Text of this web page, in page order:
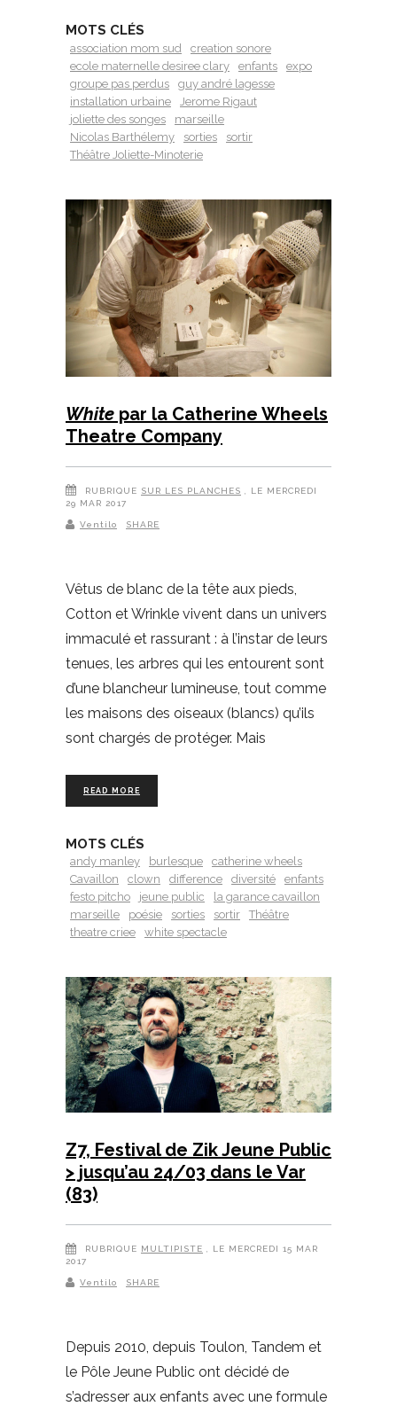
MOTS CLÉS
association mom sud
creation sonore
ecole maternelle desiree clary
enfants
expo
groupe pas perdus
guy andré lagesse
installation urbaine
Jerome Rigaut
joliette des songes
marseille
Nicolas Barthélemy
sorties
sortir
Théâtre Joliette-Minoterie
White par la Catherine Wheels
Theatre Company
RUBRIQUE SUR LES PLANCHES
, LE MERCREDI
29 MAR 2017
Ventilo SHARE
Vêtus de blanc de la tête aux pieds,
Cotton et Wrinkle vivent dans un univers
immaculé et rassurant : à l’instar de leurs
tenues, les arbres qui les entourent sont
d’une blancheur lumineuse, tout comme
les maisons des oiseaux (blancs) qu’ils
sont chargés de protéger. Mais
READ MORE
MOTS CLÉS
andy manley burlesque
catherine wheels
Cavaillon
clown difference diversité
enfants
festo pitcho
jeune public
la garance cavaillon
marseille
poésie sorties sortir
Théâtre
theatre criee
white spectacle
Z7, Festival de Zik Jeune Public
> jusqu’au 24/03 dans le Var
(83)
RUBRIQUE MULTIPISTE
, LE MERCREDI 15 MAR
2017
Ventilo SHARE
Depuis 2010, depuis Toulon, Tandem et
le Pôle Jeune Public ont décidé de
s’adresser aux enfants avec une formule